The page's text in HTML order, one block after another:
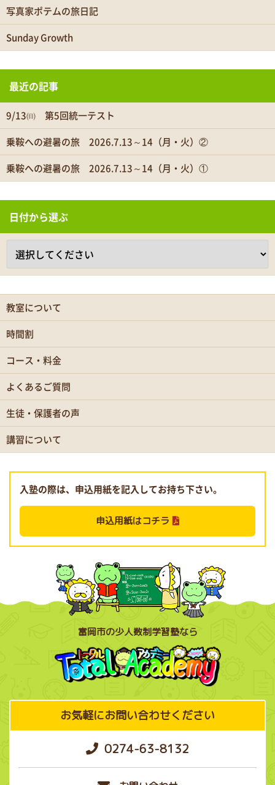
写真家ポテムの旅日記
Sunday Growth
最近の記事
9/13㈰ 第5回統一テスト
乗鞍への避暑の旅 2026.7.13～14（月・火）②
乗鞍への避暑の旅 2026.7.13～14（月・火）①
日付から選ぶ
教室について
時間割
コース・料金
よくあるご質問
生徒・保護者の声
講習について
入塾の際は、申込用紙を記入してお持ち下さい。
申込用紙はコチラ
富岡市の少人数制学習塾なら
お気軽にお問い合わせください
0274-63-8132